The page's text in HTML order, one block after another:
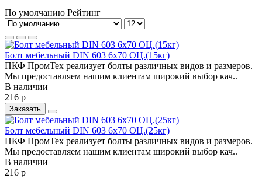
По умолчанию Рейтинг
Болт мебельный DIN 603 6х70 ОЦ.(15кг)
ПКФ ПромТех реализует болты различных видов и размеров.
Мы предоставляем нашим клиентам широкий выбор кач..
В наличии
216 р
Заказать
Болт мебельный DIN 603 6х70 ОЦ.(25кг)
ПКФ ПромТех реализует болты различных видов и размеров.
Мы предоставляем нашим клиентам широкий выбор кач..
В наличии
216 р